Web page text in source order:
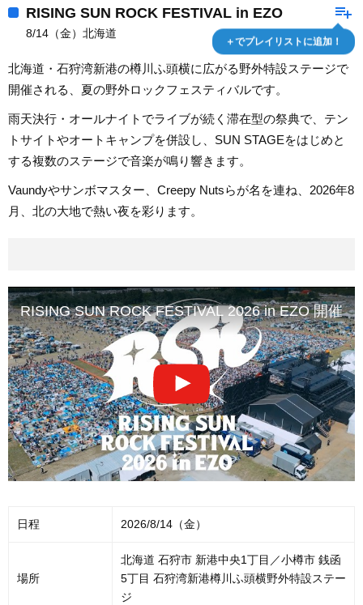
playlist_add
＋でプレイリストに追加！
RISING SUN ROCK FESTIVAL in EZO
8/14（金）北海道
北海道・石狩湾新港の樽川ふ頭横に広がる野外特設ステージで
開催される、夏の野外ロックフェスティバルです。
雨天決行・オールナイトでライブが続く滞在型の祭典で、テン
トサイトやオートキャンプを併設し、SUN STAGEをはじめと
する複数のステージで音楽が鳴り響きます。
Vaundyやサンボマスター、Creepy Nutsらが名を連ね、2026年8
月、北の大地で熱い夜を彩ります。
RISING SUN ROCK FESTIVAL 2026 in EZO 開催
日程 2026/8/14（金）
場所
北海道 石狩市 新港中央1丁目／小樽市 銭函
5丁目 石狩湾新港樽川ふ頭横野外特設ステー
ジ